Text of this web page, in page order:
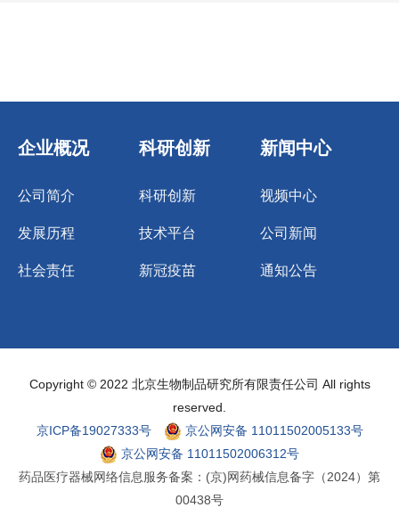
企业概况
公司简介
发展历程
社会责任
科研创新
科研创新
技术平台
新冠疫苗
新闻中心
视频中心
公司新闻
通知公告
Copyright © 2022 北京生物制品研究所有限责任公司 All rights
reserved.
京ICP备19027333号
京公网安备 11011502005133号
京公网安备 11011502006312号
药品医疗器械网络信息服务备案：(京)网药械信息备字（2024）第
00438号